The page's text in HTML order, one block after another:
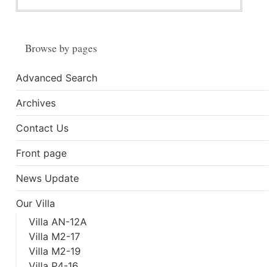
Browse by pages
Advanced Search
Archives
Contact Us
Front page
News Update
Our Villa
Villa AN-12A
Villa M2-17
Villa M2-19